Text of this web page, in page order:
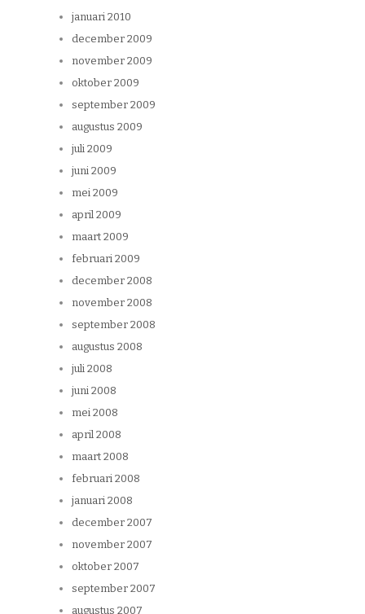
januari 2010
december 2009
november 2009
oktober 2009
september 2009
augustus 2009
juli 2009
juni 2009
mei 2009
april 2009
maart 2009
februari 2009
december 2008
november 2008
september 2008
augustus 2008
juli 2008
juni 2008
mei 2008
april 2008
maart 2008
februari 2008
januari 2008
december 2007
november 2007
oktober 2007
september 2007
augustus 2007